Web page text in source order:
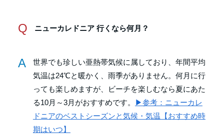
Q ニューカレドニア 行くなら何月？
A
世界でも珍しい亜熱帯気候に属しており、年間平均
気温は24℃と暖かく、雨季がありません。何月に行
っても楽しめますが、ビーチを楽しむなら夏にあた
る10月～3月がおすすめです。
▶参考：ニューカレ
ドニアのベストシーズンと気候・気温【おすすめ時
期はいつ】